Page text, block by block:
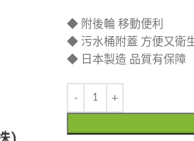
◆ 附後輪 移動便利
◆ 污水桶附蓋 方便又衛
◆ 日本製造 品質有保障